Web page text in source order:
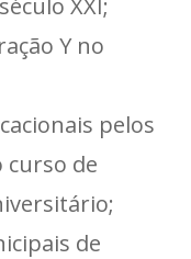
Y no
pelos
curso de
de